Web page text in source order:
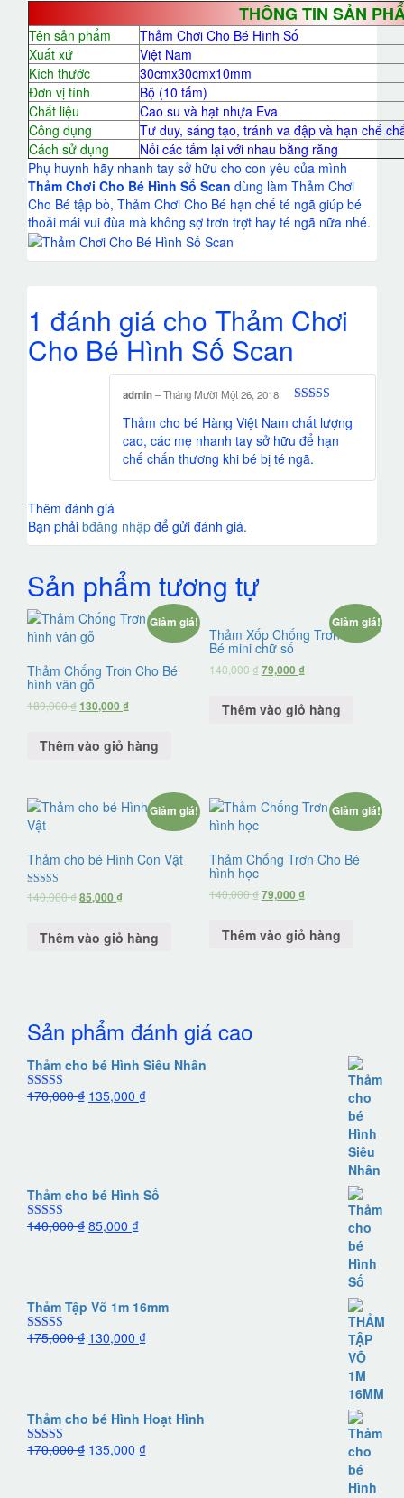
THÔNG TIN SẢN
Tên sản phẩm
Thảm Chơi Cho Bé Hình Số
Xuất xứ
Việt Nam
Kích thước
30cmx30cmx10mm
Đơn vị tính
Bộ (10 tấm)
Chất liệu
Cao su và hạt nhựa Eva
Công dụng
Tư duy, sáng tạo, tránh va đập và hạn chế
Cách sử dụng
Nối các tấm lại với nhau bằng răng
Phụ huynh hãy nhanh tay sở hữu cho con yêu của mình
Thảm Chơi Cho Bé Hình Số Scan dùng làm Thảm Chơi
Cho Bé tập bò, Thảm Chơi Cho Bé hạn chế té ngã giúp bé
thoải mái vui đùa mà không sợ trơn trợt hay té ngã nữa nhé.
1 đánh giá cho Thảm Chơi
Cho Bé Hình Số Scan
hạng55 sao
admin–Tháng Mười Một 26, 2018
Thảm cho bé Hàng Việt Nam chất lượng
cao, các mẹ nhanh tay sở hữu để hạn
chế chấn thương khi bé bị té ngã.
Thêm đánh giá
Bạn phải bđăng nhập để gửi đánh giá.
Sản phẩm tương tự
Giảm giá!
Thảm Chống Trơn Cho Bé
hình vân gỗ
180,000₫130,000₫
Thêm vào giỏ hàng
Giảm giá!
Thảm Xốp Chống Trơn Cho
Bé mini chữ số
140,000₫79,000₫
Thêm vào giỏ hàng
Giảm giá!
Thảm cho bé Hình Con Vật
Được xếp
hạng
140,000₫85,000₫
Thêm vào giỏ hàng
Giảm giá!
Thảm Chống Trơn Cho Bé
hình học
140,000₫79,000₫
Thêm vào giỏ hàng
Sản phẩm đánh giá cao
Thảm cho bé Hình Siêu Nhân
Được xếp
170,000₫ 135,000 ₫
Thảm cho bé Hình Số
Được xếp
140,000₫ 85,000 ₫
Thảm Tập Võ 1m 16mm
Được xếp
175,000₫ 130,000 ₫
Thảm cho bé Hình Hoạt Hình
Được xếp
170,000₫ 135,000 ₫